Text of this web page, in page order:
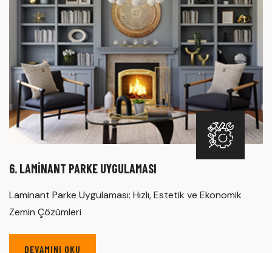
6. LAMINANT PARKE UYGULAMASI
Laminant Parke Uygulaması: Hızlı, Estetik ve Ekonomik
Zemin Çözümleri
DEVAMINI OKU